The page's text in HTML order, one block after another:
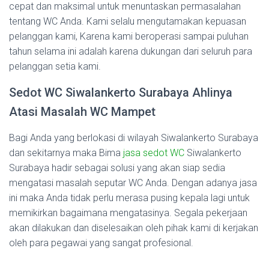
cepat dan maksimal untuk menuntaskan permasalahan
tentang WC Anda. Kami selalu mengutamakan kepuasan
pelanggan kami, Karena kami beroperasi sampai puluhan
tahun selama ini adalah karena dukungan dari seluruh para
pelanggan setia kami.
Sedot WC Siwalankerto Surabaya Ahlinya
Atasi Masalah WC Mampet
Bagi Anda yang berlokasi di wilayah Siwalankerto Surabaya
dan sekitarnya maka Bima jasa sedot WC Siwalankerto
Surabaya hadir sebagai solusi yang akan siap sedia
mengatasi masalah seputar WC Anda. Dengan adanya jasa
ini maka Anda tidak perlu merasa pusing kepala lagi untuk
memikirkan bagaimana mengatasinya. Segala pekerjaan
akan dilakukan dan diselesaikan oleh pihak kami di kerjakan
oleh para pegawai yang sangat profesional.